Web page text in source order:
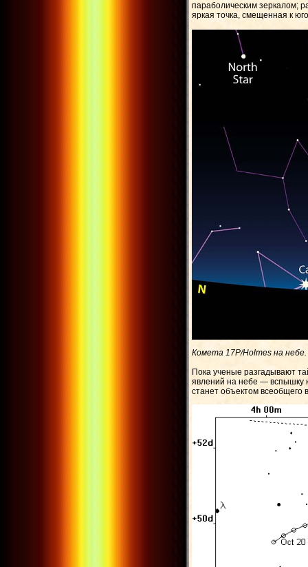
параболическим зеркалом;
яркая точка, смещенная к
Комета 17P/Holmes на
Пока ученые разгадывают
явлений на небе — вспышку
станет объектом всеобщего